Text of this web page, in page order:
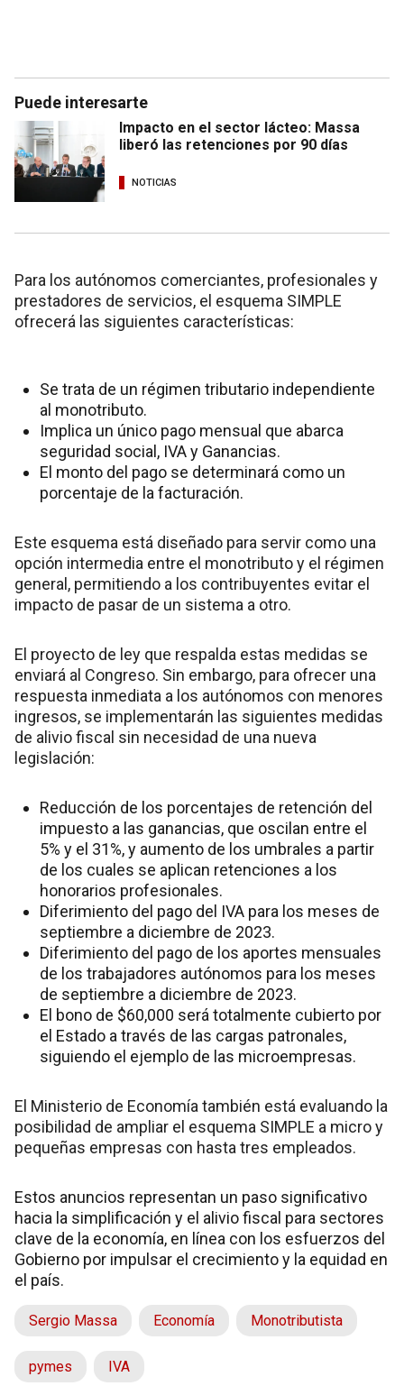
Puede interesarte
Impacto en el sector lácteo: Massa
liberó las retenciones por 90 días
NOTICIAS
Para los autónomos comerciantes, profesionales y
prestadores de servicios, el esquema SIMPLE
ofrecerá las siguientes características:
Se trata de un régimen tributario independiente
al monotributo.
Implica un único pago mensual que abarca
seguridad social, IVA y Ganancias.
El monto del pago se determinará como un
porcentaje de la facturación.
Este esquema está diseñado para servir como una
opción intermedia entre el monotributo y el régimen
general, permitiendo a los contribuyentes evitar el
impacto de pasar de un sistema a otro.
El proyecto de ley que respalda estas medidas se
enviará al Congreso. Sin embargo, para ofrecer una
respuesta inmediata a los autónomos con menores
ingresos, se implementarán las siguientes medidas
de alivio fiscal sin necesidad de una nueva
legislación:
Reducción de los porcentajes de retención del
impuesto a las ganancias, que oscilan entre el
5% y el 31%, y aumento de los umbrales a partir
de los cuales se aplican retenciones a los
honorarios profesionales.
Diferimiento del pago del IVA para los meses de
septiembre a diciembre de 2023.
Diferimiento del pago de los aportes mensuales
de los trabajadores autónomos para los meses
de septiembre a diciembre de 2023.
El bono de $60,000 será totalmente cubierto por
el Estado a través de las cargas patronales,
siguiendo el ejemplo de las microempresas.
El Ministerio de Economía también está evaluando la
posibilidad de ampliar el esquema SIMPLE a micro y
pequeñas empresas con hasta tres empleados.
Estos anuncios representan un paso significativo
hacia la simplificación y el alivio fiscal para sectores
clave de la economía, en línea con los esfuerzos del
Gobierno por impulsar el crecimiento y la equidad en
el país.
Sergio Massa Economía Monotributista
pymes IVA